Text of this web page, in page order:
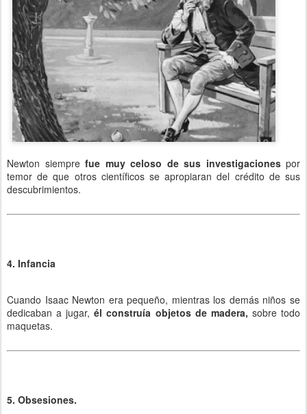
Newton siemprefue muy celoso de sus investigacionespor
temor de que otros científicos se apropiaran del crédito de sus
descubrimientos.
4. Infancia
Cuando Isaac Newton era pequeño, mientras los demás niños se
dedicaban a jugar, él construía objetos de madera, sobre todo
maquetas.
5. Obsesiones.